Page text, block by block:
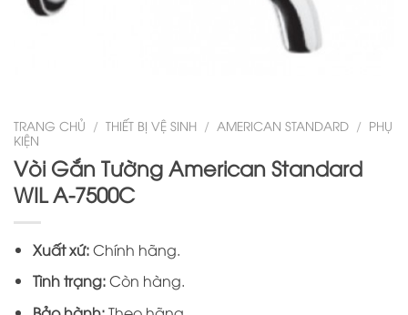
TRANG CHỦ / THIẾT BỊ VỆ SINH / AMERICAN STANDARD / PHỤ
KIỆN
Vòi Gắn Tường American Standard
WIL A-7500C
Xuất xứ:Chính hãng.
Tình trạng:Còn hàng.